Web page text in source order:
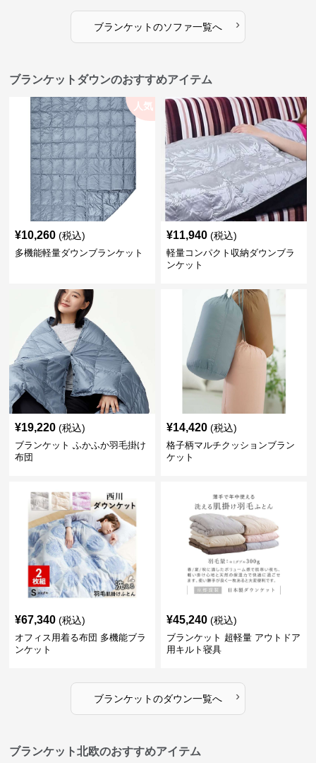
ブランケットのソファ一覧へ ›
ブランケットダウンのおすすめアイテム
人気
¥10,260 (税込)
多機能軽量ダウンブランケット
¥11,940 (税込)
軽量コンパクト収納ダウンブラ
ンケット
¥19,220 (税込)
ブランケット ふかふか羽毛掛け
布団
¥14,420 (税込)
格子柄マルチクッションブラン
ケット
¥67,340 (税込)
オフィス用着る布団 多機能ブラ
ンケット
¥45,240 (税込)
ブランケット 超軽量 アウトドア
用キルト寝具
ブランケットのダウン一覧へ ›
ブランケット北欧のおすすめアイテム